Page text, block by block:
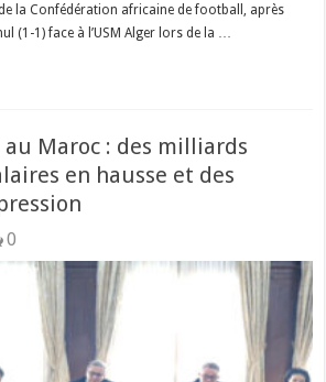
la Confédération africaine de football, après
(1-1) face à l’USM Alger lors de la …
Maroc : des milliards
en hausse et des
0